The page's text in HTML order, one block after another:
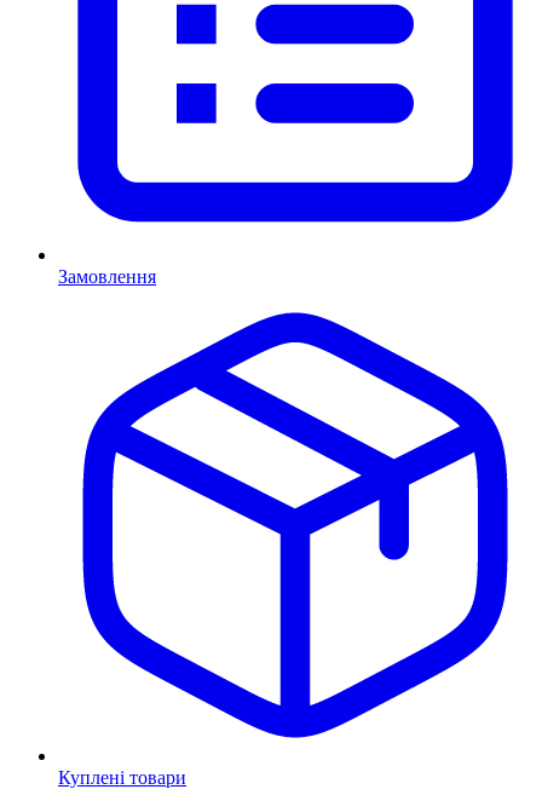
Замовлення
Куплені товари